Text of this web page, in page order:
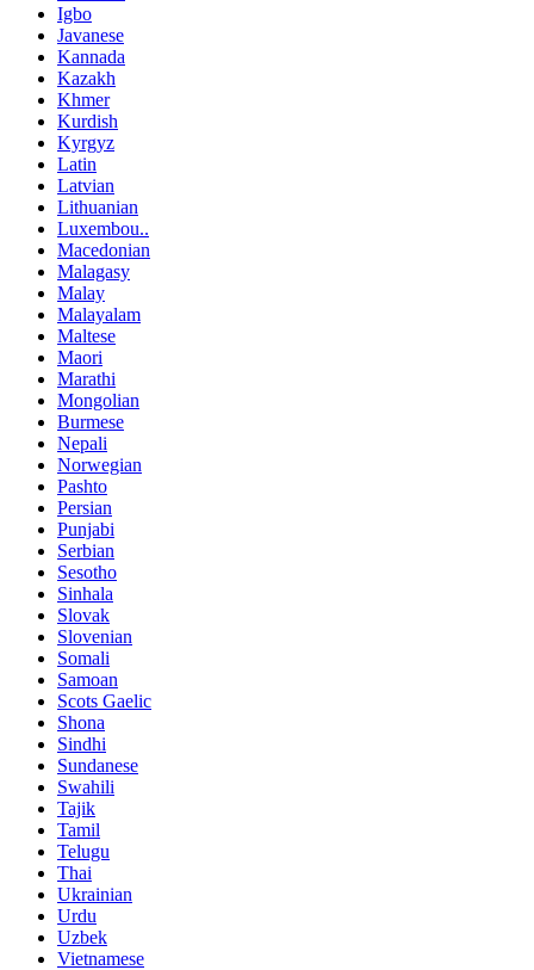
Igbo
Javanese
Kannada
Kazakh
Khmer
Kurdish
Kyrgyz
Latin
Latvian
Lithuanian
Luxembou..
Macedonian
Malagasy
Malay
Malayalam
Maltese
Maori
Marathi
Mongolian
Burmese
Nepali
Norwegian
Pashto
Persian
Punjabi
Serbian
Sesotho
Sinhala
Slovak
Slovenian
Somali
Samoan
Scots Gaelic
Shona
Sindhi
Sundanese
Swahili
Tajik
Tamil
Telugu
Thai
Ukrainian
Urdu
Uzbek
Vietnamese